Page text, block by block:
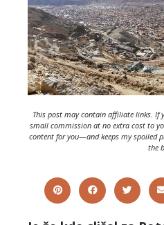
This post may contain affiliate links. If
small commission at no extra cost to
content for you—and keeps my spoiled
the